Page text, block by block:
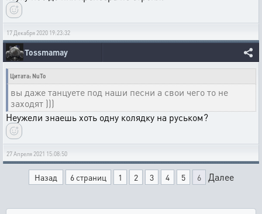
17 Декабря 2020 19:23:32
Tossmamay
Цитата: NuTo
вы даже танцуете под наши песни а свои чего то не
заходят )))
Неужели знаешь хоть одну колядку на руськом?
27 Апреля 2021 15:08:50
Назад 6 страниц 1 2 3 4 5 6 Далее